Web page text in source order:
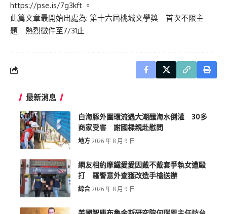
https://pse.is/7g3kft 。
此篇文章最開始出處為: 第十六屆桃城文學獎 首次不限主
題 熱烈徵件至7/31止
最新消息
白海豚外圍環流遇大潮釀海水倒灌 30多
商家受害 謝國樑親赴慰問
地方 2026 年 8 月 9 日
網友相約摩鐵愛愛因戴不戴套爭執女遭毆
打 羅警意外查獲改造手槍送辦
綜合 2026 年 8 月 9 日